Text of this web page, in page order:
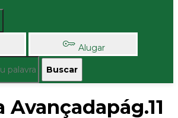
Alugar
Buscar
Avançadapág.11